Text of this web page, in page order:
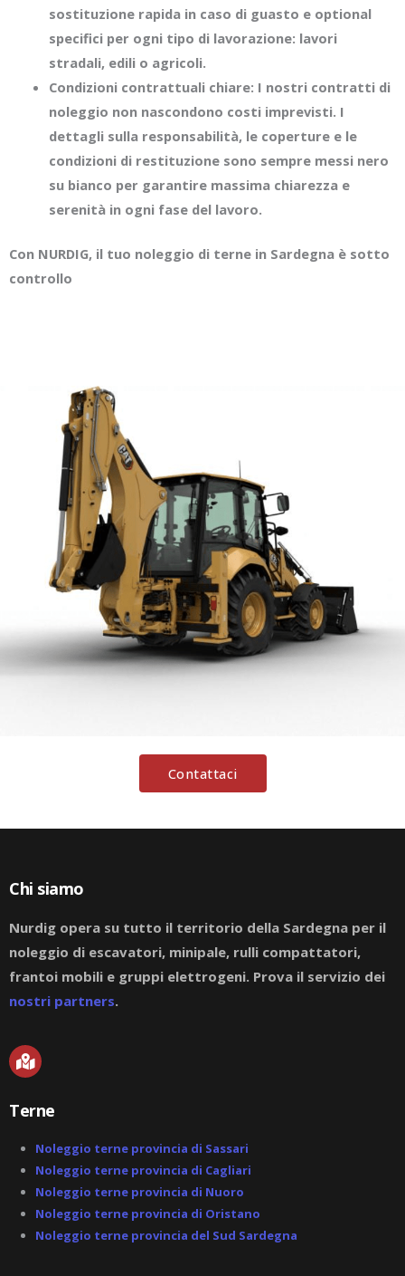
sostituzione rapida in caso di guasto e optional
specifici per ogni tipo di lavorazione: lavori
stradali, edili o agricoli.
Condizioni contrattuali chiare: I nostri contratti di
noleggio non nascondono costi imprevisti. I
dettagli sulla responsabilità, le coperture e le
condizioni di restituzione sono sempre messi nero
su bianco per garantire massima chiarezza e
serenità in ogni fase del lavoro.
Con NURDIG, il tuo noleggio di terne in Sardegna è sotto
controllo
Contattaci
Chi siamo
Nurdig opera su tutto il territorio della Sardegna per il
noleggio di escavatori, minipale, rulli compattatori,
frantoi mobili e gruppi elettrogeni. Prova il servizio dei
nostri partners.
M
a
p
m
r
k
d
-
a
Terne
Noleggio terne provincia di Sassari
Noleggio terne provincia di Cagliari
Noleggio terne provincia di Nuoro
Noleggio terne provincia di Oristano
Noleggio terne provincia del Sud Sardegna